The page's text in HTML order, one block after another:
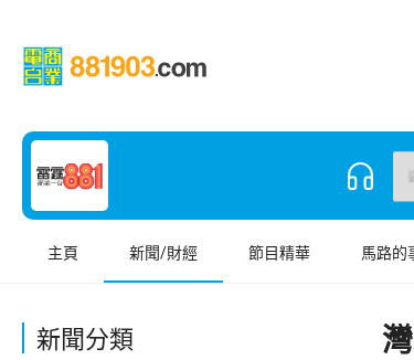
主頁 新聞/財經 節目精華 馬路的
新聞分類